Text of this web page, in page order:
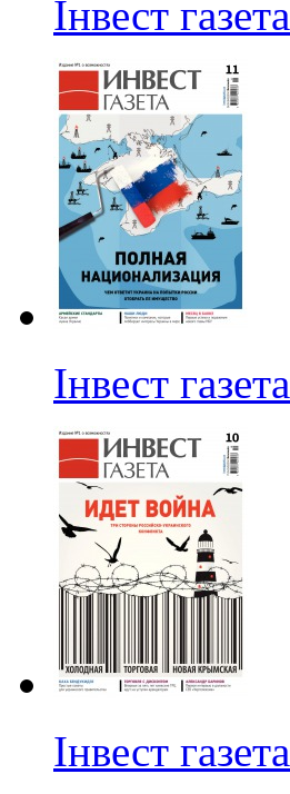
Інвест газета
Інвест газета
Інвест газета